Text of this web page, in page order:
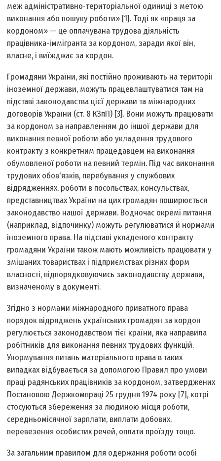
меж адміністративно-територіальної одиниці з метою
виконання або пошуку роботи» [1]. Тоді як «праця за
кордоном» — це оплачувана трудова діяльність
працівника-іммігранта за кордоном, заради якої він,
власне, і виїжджає за кордон.
Громадяни України, які постійно проживають на території
іноземної держави, можуть працевлаштуватися там на
підставі законодавства цієї держави та міжнародних
договорів України (ст. 8 КЗпП) [3]. Вони можуть працювати
за кордоном за направленням до іншої держави для
виконання певної роботи або укладення трудового
контракту з конкретним працедавцем на виконання
обумовленої роботи на певний термін. Під час виконання
трудових обов'язків, перебування у службових
відрядженнях, роботи в посольствах, консульствах,
представництвах України на цих громадян поширюється
законодавство нашої держави. Водночас окремі питання
(наприклад, відпочинку) можуть регулюватися й нормами
іноземного права. На підставі укладеного контракту
громадяни України також мають можливість працювати у
змішаних товариствах і підприємствах різних форм
власності, підпорядковуючись законодавству держави,
визначеному в документі.
Згідно з нормами міжнародного приватного права
порядок відряджень українських громадян за кордон
регулюється законодавством тієї країни, яка направила
робітників для виконання певних трудових функцій.
Унормування питань матеріального права в таких
випадках відбувається за допомогою Правил про умови
праці радянських працівників за кордоном, затверджених
Постановою Держкомпраці 25 грудня 1974 року [7], котрі
стосуються збереження за людиною місця роботи,
середньомісячної зарплати, виплати добових,
перевезення особистих речей, оплати проїзду тощо.
За загальним правилом для одержання роботи особі